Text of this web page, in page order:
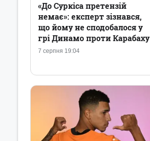
7 серпня 19:04
«До Суркіса претензій
немає»: експерт зізнався,
що йому не сподобалося у
грі Динамо проти Карабаху